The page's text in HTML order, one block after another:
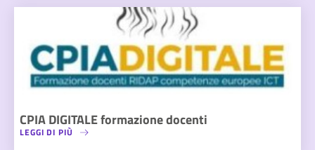
CPIA DIGITALE formazione docenti
LEGGI DI PIÙ